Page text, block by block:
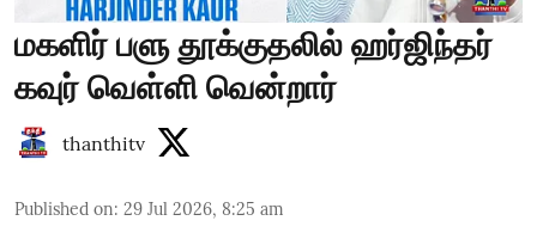
மகளிர் பளு தூக்குதலில் ஹர்ஜிந்தர்
கவுர் வெள்ளி வென்றார்
thanthitv
Published on: 29 Jul 2026, 8:25 am